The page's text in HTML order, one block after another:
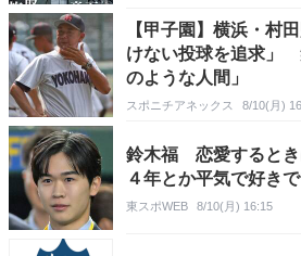
【甲子園】横浜・村
けない投球を追求」
のような人間」
スポニチアネックス 8/10(月)
鈴木福 恋愛するとき
４年とか平気で好きで
東スポWEB 8/10(月) 16:15